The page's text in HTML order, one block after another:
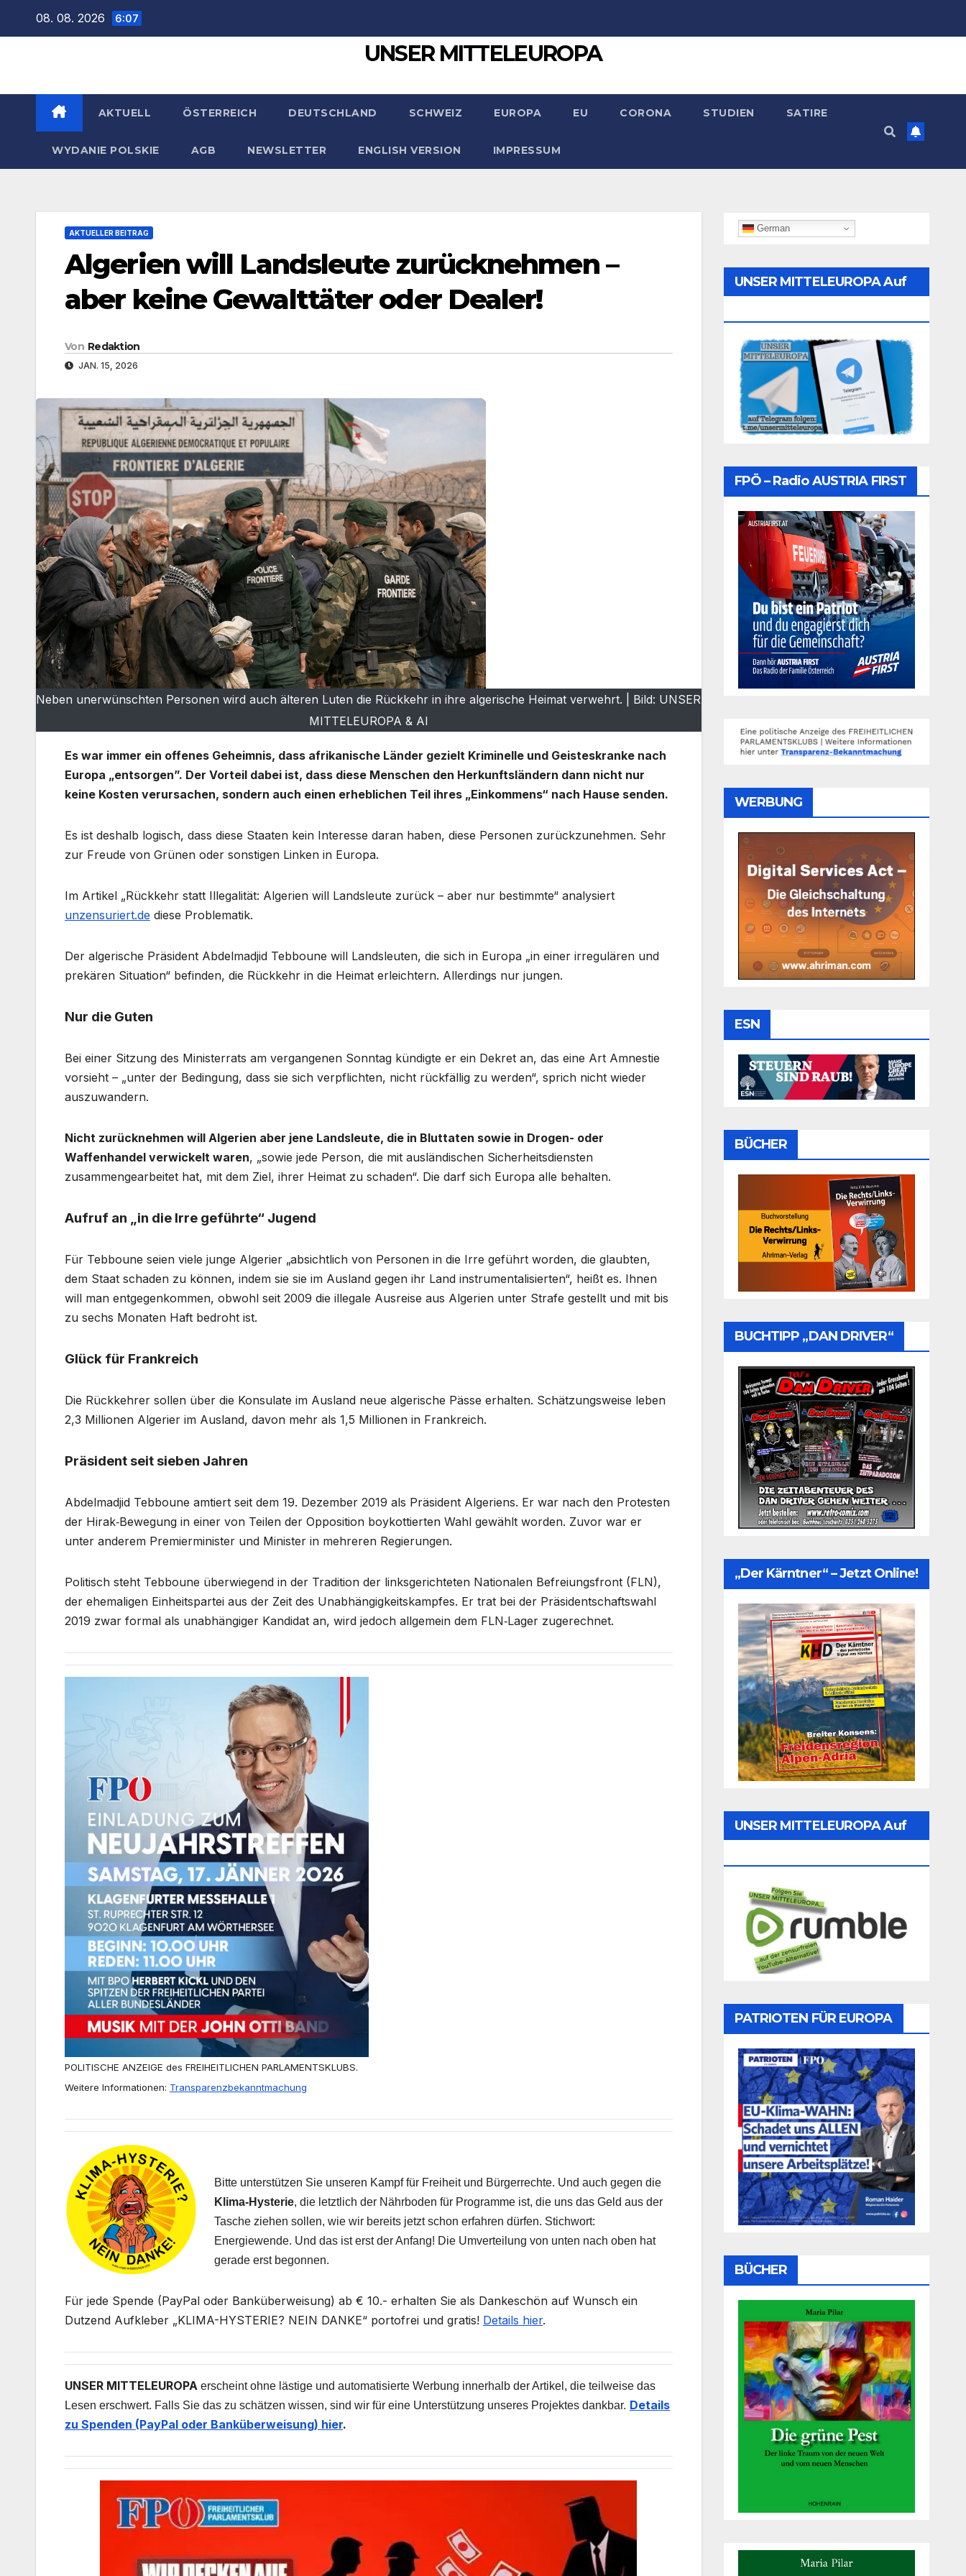
08. 08. 2026 6:07
UNSER MITTELEUROPA
AKTUELL ÖSTERREICH DEUTSCHLAND SCHWEIZ EUROPA EU CORONA STUDIEN SATIRE
WYDANIE POLSKIE AGB NEWSLETTER ENGLISH VERSION IMPRESSUM
AKTUELLER BEITRAG
Algerien will Landsleute zurücknehmen –
aber keine Gewalttäter oder Dealer!
Von Redaktion
JAN. 15, 2026
Neben unerwünschten Personen wird auch älteren Luten die Rückkehr in ihre algerische Heimat verwehrt. | Bild: UNSER
MITTELEUROPA & AI
Es war immer ein offenes Geheimnis, dass afrikanische Länder gezielt Kriminelle und Geisteskranke nach
Europa „entsorgen”. Der Vorteil dabei ist, dass diese Menschen den Herkunftsländern dann nicht nur
keine Kosten verursachen, sondern auch einen erheblichen Teil ihres „Einkommens“ nach Hause senden.
Es ist deshalb logisch, dass diese Staaten kein Interesse daran haben, diese Personen zurückzunehmen. Sehr
zur Freude von Grünen oder sonstigen Linken in Europa.
Im Artikel „Rückkehr statt Illegalität: Algerien will Landsleute zurück – aber nur bestimmte“ analysiert
unzensuriert.de diese Problematik.
Der algerische Präsident Abdelmadjid Tebboune will Landsleuten, die sich in Europa „in einer irregulären und
prekären Situation“ befinden, die Rückkehr in die Heimat erleichtern. Allerdings nur jungen.
Nur die Guten
Bei einer Sitzung des Ministerrats am vergangenen Sonntag kündigte er ein Dekret an, das eine Art Amnestie
vorsieht – „unter der Bedingung, dass sie sich verpflichten, nicht rückfällig zu werden“, sprich nicht wieder
auszuwandern.
Nicht zurücknehmen will Algerien aber jene Landsleute, die in Bluttaten sowie in Drogen- oder
Waffenhandel verwickelt waren, „sowie jede Person, die mit ausländischen Sicherheitsdiensten
zusammengearbeitet hat, mit dem Ziel, ihrer Heimat zu schaden“. Die darf sich Europa alle behalten.
Aufruf an „in die Irre geführte“ Jugend
Für Tebboune seien viele junge Algerier „absichtlich von Personen in die Irre geführt worden, die glaubten,
dem Staat schaden zu können, indem sie sie im Ausland gegen ihr Land instrumentalisierten“, heißt es. Ihnen
will man entgegenkommen, obwohl seit 2009 die illegale Ausreise aus Algerien unter Strafe gestellt und mit bis
zu sechs Monaten Haft bedroht ist.
Glück für Frankreich
Die Rückkehrer sollen über die Konsulate im Ausland neue algerische Pässe erhalten. Schätzungsweise leben
2,3 Millionen Algerier im Ausland, davon mehr als 1,5 Millionen in Frankreich.
Präsident seit sieben Jahren
Abdelmadjid Tebboune amtiert seit dem 19. Dezember 2019 als Präsident Algeriens. Er war nach den Protesten
der Hirak‑Bewegung in einer von Teilen der Opposition boykottierten Wahl gewählt worden. Zuvor war er
unter anderem Premierminister und Minister in mehreren Regierungen.
Politisch steht Tebboune überwiegend in der Tradition der linksgerichteten Nationalen Befreiungsfront (FLN),
der ehemaligen Einheitspartei aus der Zeit des Unabhängigkeitskampfes. Er trat bei der Präsidentschaftswahl
2019 zwar formal als unabhängiger Kandidat an, wird jedoch allgemein dem FLN‑Lager zugerechnet.
POLITISCHE ANZEIGE des FREIHEITLICHEN PARLAMENTSKLUBS.
Weitere Informationen: Transparenzbekanntmachung
Bitte unterstützen Sie unseren Kampf für Freiheit und Bürgerrechte. Und auch gegen die
Klima-Hysterie, die letztlich der Nährboden für Programme ist, die uns das Geld aus der
Tasche ziehen sollen, wie wir bereits jetzt schon erfahren dürfen. Stichwort:
Energiewende. Und das ist erst der Anfang! Die Umverteilung von unten nach oben hat
gerade erst begonnen.
Für jede Spende (PayPal oder Banküberweisung) ab € 10.- erhalten Sie als Dankeschön auf Wunsch ein
Dutzend Aufkleber „KLIMA-HYSTERIE? NEIN DANKE“ portofrei und gratis! Details hier.
UNSER MITTELEUROPA erscheint ohne lästige und automatisierte Werbung innerhalb der Artikel, die teilweise das
Lesen erschwert. Falls Sie das zu schätzen wissen, sind wir für eine Unterstützung unseres Projektes dankbar. Details
zu Spenden (PayPal oder Banküberweisung) hier.
German
UNSER MITTELEUROPA Auf
FPÖ – Radio AUSTRIA FIRST
WERBUNG
ESN
BÜCHER
BUCHTIPP „DAN DRIVER“
„Der Kärntner“ – Jetzt Online!
UNSER MITTELEUROPA Auf
PATRIOTEN FÜR EUROPA
BÜCHER